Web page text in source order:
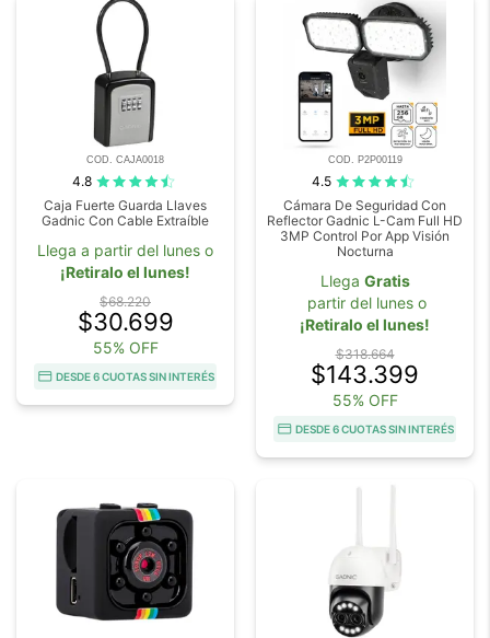
COD. CAJA0018
4.8
Caja Fuerte Guarda Llaves
Gadnic Con Cable Extraíble
Llega a partir del lunes o
¡Retiralo el lunes!
$68.220
$30.699
55% OFF
DESDE 6 CUOTAS SIN INTERÉS
COD. P2P00119
4.5
Cámara De Seguridad Con
Reflector Gadnic L-Cam Full HD
3MP Control Por App Visión
Nocturna
Llega Gratis
partir del lunes o
¡Retiralo el lunes!
$318.664
$143.399
55% OFF
DESDE 6 CUOTAS SIN INTERÉS